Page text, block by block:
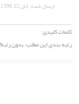
ارسال شده:آبان 22, 1398
کلمات کلیدی:
رتبه بندی این مطلب:بدون رتبه